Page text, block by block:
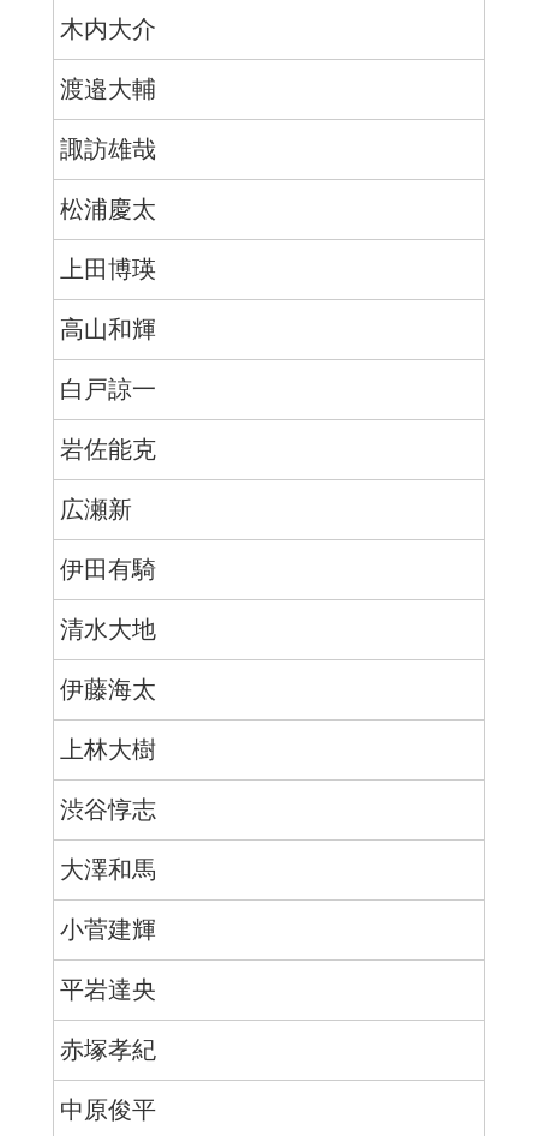
木内大介
渡邉大輔
諏訪雄哉
松浦慶太
上田博瑛
高山和輝
白戸諒一
岩佐能克
広瀬新
伊田有騎
清水大地
伊藤海太
上林大樹
渋谷惇志
大澤和馬
小菅建輝
平岩達央
赤塚孝紀
中原俊平